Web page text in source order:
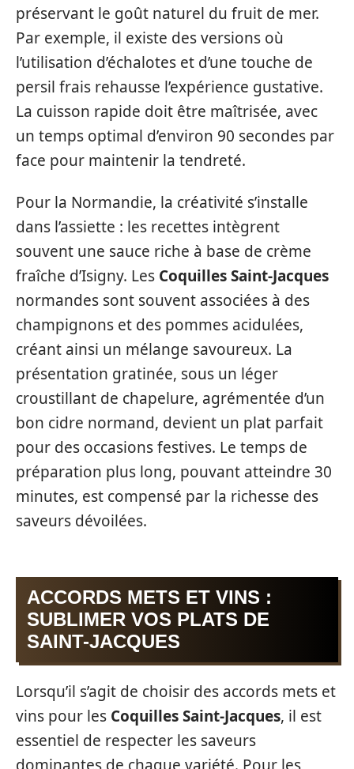
préservant le goût naturel du fruit de mer.
Par exemple, il existe des versions où
l’utilisation d’échalotes et d’une touche de
persil frais rehausse l’expérience gustative.
La cuisson rapide doit être maîtrisée, avec
un temps optimal d’environ 90 secondes par
face pour maintenir la tendreté.
Pour la Normandie, la créativité s’installe
dans l’assiette : les recettes intègrent
souvent une sauce riche à base de crème
fraîche d’Isigny. Les Coquilles Saint-Jacques
normandes sont souvent associées à des
champignons et des pommes acidulées,
créant ainsi un mélange savoureux. La
présentation gratinée, sous un léger
croustillant de chapelure, agrémentée d’un
bon cidre normand, devient un plat parfait
pour des occasions festives. Le temps de
préparation plus long, pouvant atteindre 30
minutes, est compensé par la richesse des
saveurs dévoilées.
ACCORDS METS ET VINS :
SUBLIMER VOS PLATS DE
SAINT-JACQUES
Lorsqu’il s’agit de choisir des accords mets et
vins pour les Coquilles Saint-Jacques, il est
essentiel de respecter les saveurs